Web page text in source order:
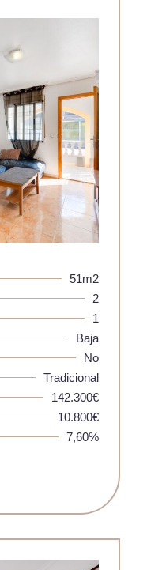
51m2
2
1
Baja
No
Tradicional
142.300€
10.800€
7,60%